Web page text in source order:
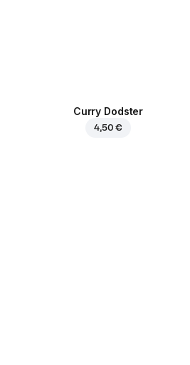
Curry Dodster
4,50 €